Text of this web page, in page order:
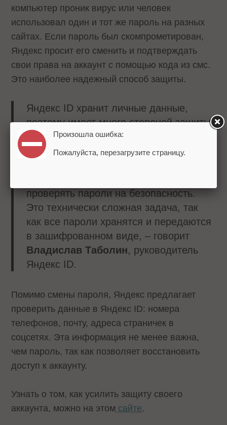
компьютер проник вирус или человек
использовал один и тот же пароль на разных
сайтах. Если пароль был скомпрометирован,
Яндекс просит его сменить и подтверждать
свои права на аккаунт с помощью кода из смс.
Это наиболее надежный способ защиты.
Яндекс ID хранит личные данные,
поэтому имеет много степеней защиты.
Но если пароль от него попадет к
злоумышленникам, защитить аккаунт
проверять пароли на безопасность.
Это технически сложная задача, так
как все пароли хранятся и передаются
в зашифрованном виде, – говорит
Владислав Таболин, руководитель
Яндекс ID.
Помимо смены пароля, Яндекс предлагает
проверить данные в Яндекс ID: номера
телефонов, почту, адреса страничек в
соцсетях. Эта информация не менее важна,
чем пароль, так как позволяет восстановить
доступ к аккаунту.
Узнать о том, как усилить защиту своего
аккаунта, можно на этом сайте.
Произошла ошибка:
Пожалуйста, перезагрузите страницу.